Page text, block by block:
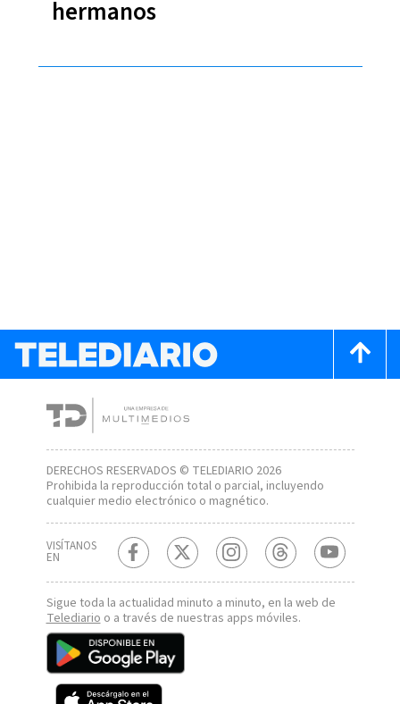
hermanos
DERECHOS RESERVADOS © TELEDIARIO 2026
Prohibida la reproducción total o parcial, incluyendo
cualquier medio electrónico o magnético.
VISÍTANOS
EN
Sigue toda la actualidad minuto a minuto, en la web de
Telediario o a través de nuestras apps móviles.